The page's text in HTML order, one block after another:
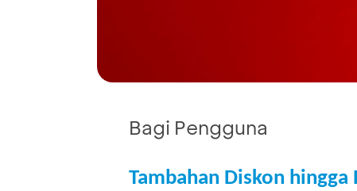
Bagi Pengguna
Tambahan Diskon hingga